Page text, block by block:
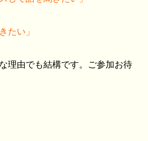
たい」
理由でも結構です。ご参加お待